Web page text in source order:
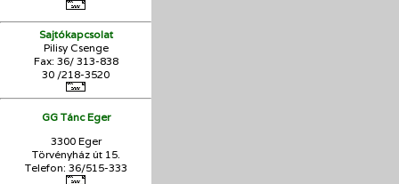
Sajtókapcsolat
Pilisy Csenge
Fax: 36/ 313-838
30 /218-3520
GG Tánc Eger
3300 Eger
Törvényház út 15.
Telefon: 36/515-333